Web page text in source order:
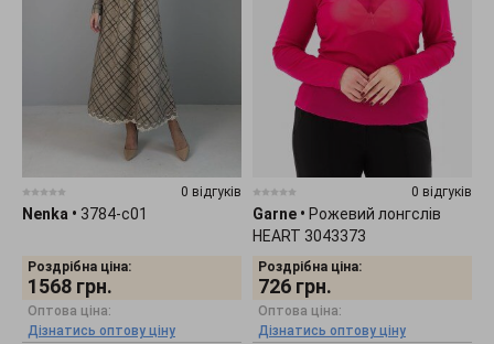
0 відгуків
Nenka • 3784-c01
Роздрібна ціна:
1568 грн.
Оптова ціна:
Дізнатись оптову ціну
0 відгуків
Garne • Рожевий лонгслів
HEART 3043373
Роздрібна ціна:
726 грн.
Оптова ціна:
Дізнатись оптову ціну